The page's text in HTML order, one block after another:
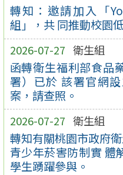
轉知：邀請加入「
組」，共 同推動校園
2026-07-27 衛生組
函轉衛生福利部食品
署）已於 該署官網
案，請查照。
2026-07-27 衛生組
轉知有關桃園市政府
青少年菸害防制實 體
學生踴躍參與。